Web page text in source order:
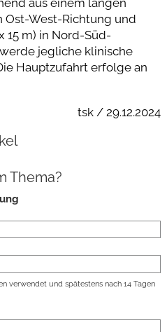
aus einem langen
Ost-West-Richtung und
15 m) in Nord-Süd-
jegliche klinische
Hauptzufahrt erfolge an
tsk / 29.12.2024
Thema?
verwendet und spätestens nach 14 Tagen